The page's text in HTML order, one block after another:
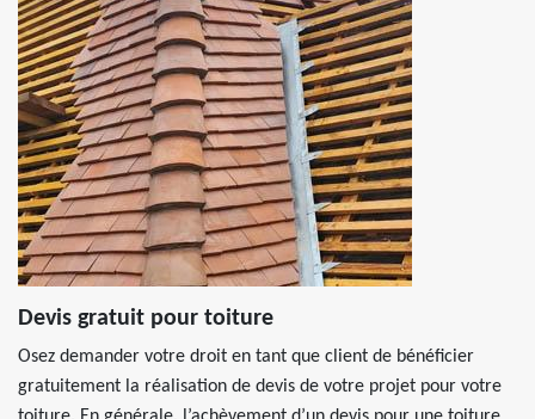
Devis gratuit pour toiture
Osez demander votre droit en tant que client de bénéficier
gratuitement la réalisation de devis de votre projet pour votre